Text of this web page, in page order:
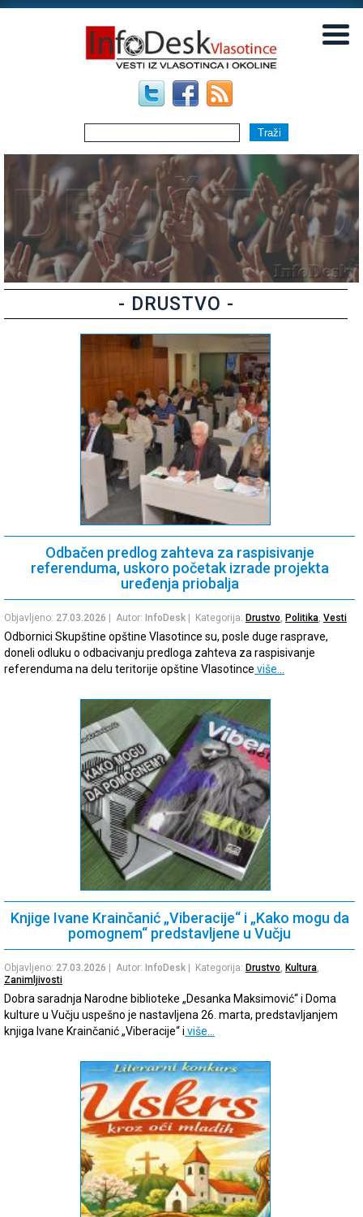
- DRUSTVO -
Odbačen predlog zahteva za raspisivanje
referenduma, uskoro početak izrade projekta
uređenja priobalja
Objavljeno: 27.03.2026 | Autor: InfoDesk | Kategorija: Drustvo, Politika, Vesti
Odbornici Skupštine opštine Vlasotince su, posle duge rasprave,
doneli odluku o odbacivanju predloga zahteva za raspisivanje
referenduma na delu teritorije opštine Vlasotince više…
Knjige Ivane Krainčanić „Viberacije“ i „Kako mogu da
pomognem“ predstavljene u Vučju
Objavljeno: 27.03.2026 | Autor: InfoDesk | Kategorija: Drustvo, Kultura,
Zanimljivosti
Dobra saradnja Narodne biblioteke „Desanka Maksimović“ i Doma
kulture u Vučju uspešno je nastavljena 26. marta, predstavljanjem
knjiga Ivane Krainčanić „Viberacije“ i više…